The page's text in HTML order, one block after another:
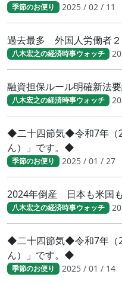
季節のお便り 2025 / 02 / 11
過去最多 外国人労働者
八木宏之の経済時事ウォッチ
融資担保ルール明確新法
八木宏之の経済時事ウォッチ
◆二十四節気◆令和7年（
ん）」です。◆
季節のお便り 2025 / 01 / 27
2024年倒産 日本も米国
八木宏之の経済時事ウォッチ
◆二十四節気◆令和7年（
ん）」です。◆
季節のお便り 2025 / 01 / 14